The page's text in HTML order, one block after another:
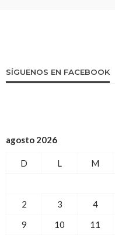
SÍGUENOS EN FACEBOOK
agosto 2026
D L M
2
3 4
9
10 11